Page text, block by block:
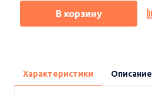
В корзину
Характеристики Описание